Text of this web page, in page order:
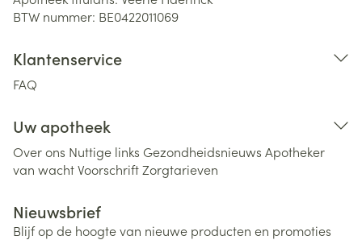
BTW nummer: BE0422011069
Klantenservice
FAQ
Uw apotheek
Over ons Nuttige links Gezondheidsnieuws Apotheker
van wachtVoorschriftZorgtarieven
Nieuwsbrief
Blijf op de hoogte van nieuwe producten en promoties